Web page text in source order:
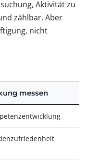
Aktivität zu
zählbar. Aber
nicht
messen